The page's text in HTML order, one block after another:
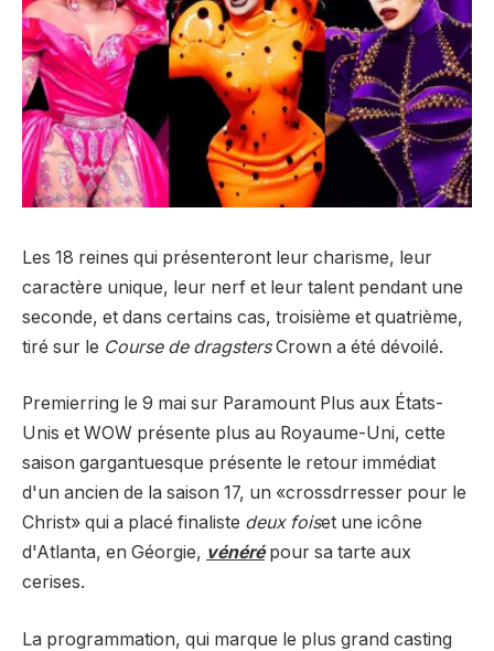
Les 18 reines qui présenteront leur charisme, leur
caractère unique, leur nerf et leur talent pendant une
seconde, et dans certains cas, troisième et quatrième,
tiré sur le Course de dragstersCrown a été dévoilé.
Premierring le 9 mai sur Paramount Plus aux États-
Unis et WOW présente plus au Royaume-Uni, cette
saison gargantuesque présente le retour immédiat
d'un ancien de la saison 17, un «crossdrresser pour le
Christ» qui a placé finaliste deux foiset une icône
d'Atlanta, en Géorgie, vénérépour sa tarte aux
cerises.
La programmation, qui marque le plus grand casting